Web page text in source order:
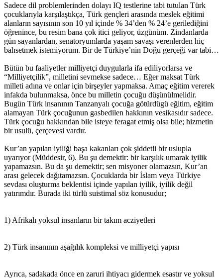
Sadece dil problemlerinden dolayı IQ testlerine tabi tutulan Türk
çocuklarıyla karşılaştıkça, Türk gençleri arasında meslek eğitimi
alanların sayısının son 10 yıl içinde % 34’den % 24’e gerilediğini
öğrenince, bu resim bana çok itici geliyor, üzgünüm. Zindanlarda
gün sayanlardan, senatoryumlarda yaşam savaşı verenlerden hiç
bahsetmek istemiyorum. Bir de Türkiye’nin Doğu gerçeği var tabi…
Bütün bu faaliyetler milliyetçi duygularla ifa ediliyorlarsa ve
“Milliyetçilik”, milletini sevmekse sadece… Eğer maksat Türk
milleti adına ve onlar için birşeyler yapmaksa. Amaç eğitim vererek
infakda bulunmaksa, önce bu milletin çocuğu düşünülmelidir.
Bugün Türk insanının Tanzanyalı çocuğa götürdügü eğitim, eğitim
alamayan Türk çocuğunun gasbedilen hakkının vesikasıdır sadece.
Türk çocuğu hakkından bile isteye feragat etmiş olsa bile; hizmetin
bir usulü, çerçevesi vardır.
Kur’an yapılan iyiliği başa kakanları çok şiddetli bir uslupla
uyarıyor (Müddesir, 6). Bu şu demektir: bir karşılık umarak iyilik
yapamazsın. Bu da şu demektir; sen misyoner olamazsın, Kur’an
arası gelecek dağıtamazsın. Çocuklarda bir İslam veya Türkiye
sevdası oluşturma beklentisi içinde yapılan iyilik, iyilik değil
yatırımdır. Burada iki türlü suistimal söz konusudur;
1) Afrikalı yoksul insanların bir takım acziyetleri
2) Türk insanının aşağılık kompleksi ve milliyetçi yapısı
Ayrıca, sadakada önce en zaruri ihtiyacı gidermek esastır ve yoksul